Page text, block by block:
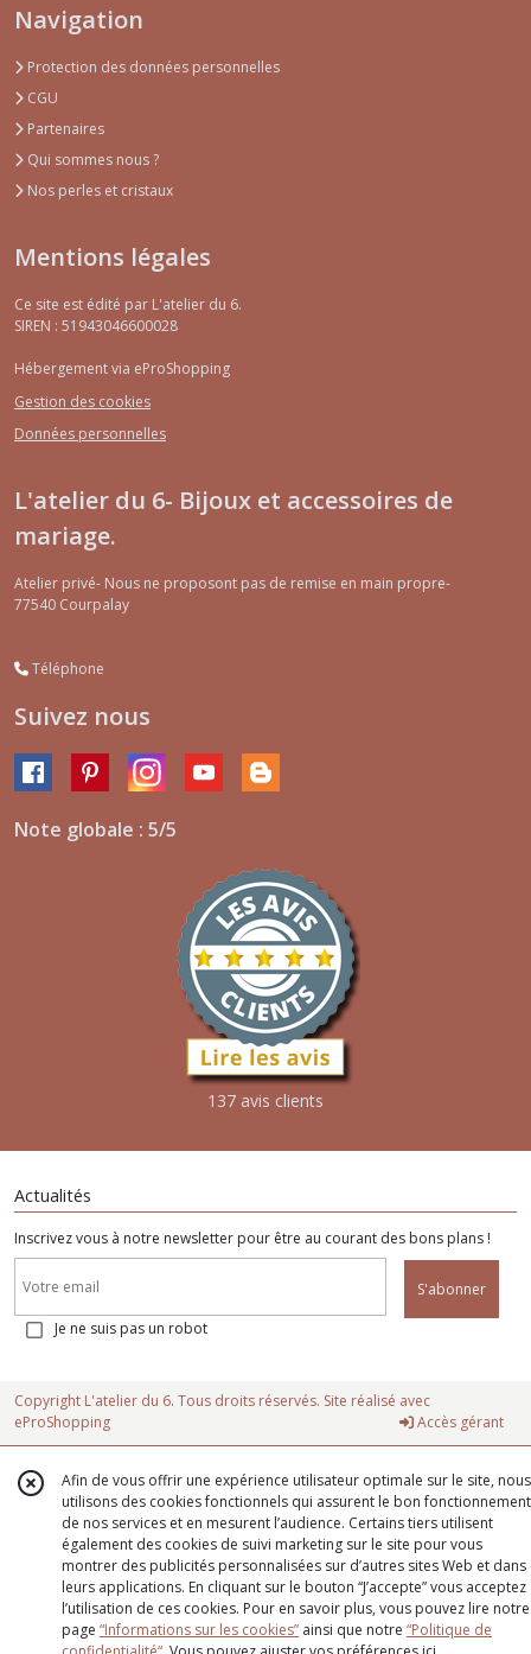
Navigation
Protection des données personnelles
CGU
Partenaires
Qui sommes nous ?
Nos perles et cristaux
Mentions légales
Ce site est édité par L'atelier du 6.
SIREN : 51943046600028
Hébergement via eProShopping
Gestion des cookies
Données personnelles
L'atelier du 6- Bijoux et accessoires de
mariage.
Atelier privé- Nous ne proposont pas de remise en main propre-
77540 Courpalay
Téléphone
Suivez nous
Note globale : 5/5
137 avis clients
Actualités
Inscrivez vous à notre newsletter pour être au courant des bons plans !
S'abonner
Je ne suis pas un robot
Copyright L'atelier du 6. Tous droits réservés. Site réalisé avec
eProShopping
Accès gérant
Afin de vous offrir une expérience utilisateur optimale sur le site, nous
utilisons des cookies fonctionnels qui assurent le bon fonctionnement
de nos services et en mesurent l’audience. Certains tiers utilisent
également des cookies de suivi marketing sur le site pour vous
montrer des publicités personnalisées sur d’autres sites Web et dans
leurs applications. En cliquant sur le bouton “J’accepte” vous acceptez
l’utilisation de ces cookies. Pour en savoir plus, vous pouvez lire notre
page “Informations sur les cookies” ainsi que notre “Politique de